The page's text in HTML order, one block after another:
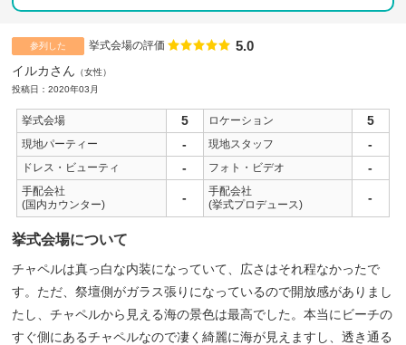
参列した 挙式会場の評価 点数
5.0
イルカさん
女性
投稿日：2020年03月
挙式会場 5 ロケーション 5
現地パーティー - 現地スタッフ -
ドレス・ビューティ - フォト・ビデオ -
手配会社
(国内カウンター)
-
手配会社
(挙式プロデュース)
-
挙式会場について
チャペルは真っ白な内装になっていて、広さはそれ程なかったで
す。ただ、祭壇側がガラス張りになっているので開放感がありまし
たし、チャペルから見える海の景色は最高でした。本当にビーチの
すぐ側にあるチャペルなので凄く綺麗に海が見えますし、透き通る